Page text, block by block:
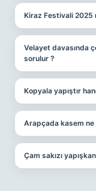
Kiraz Festivali 2025
Velayet davasında
sorulur ?
Kopyala yapıştır
Arapçada kasem ne
Çam sakızı